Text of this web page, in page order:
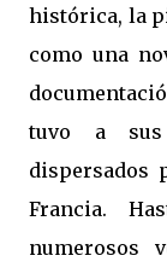
histórica, la
como una
tuvo a sus
dispersados
Francia.
numerosos